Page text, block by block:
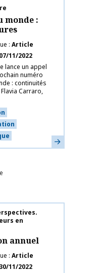
monde :
Article
07/11/2022
lance un appel
numéro
: continuités
Carraro,
En savoir plus
en
annuel
Article
30/11/2022